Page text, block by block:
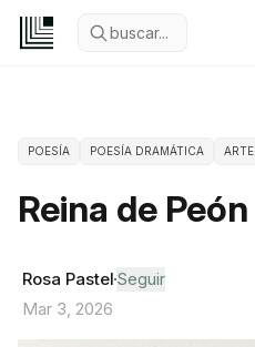
buscar...
POESÍA POESÍA DRAMÁTICA ARTE
Reina de Peón
Rosa Pastel Seguir
Mar 3, 2026